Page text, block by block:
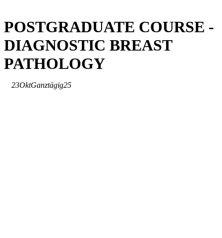
POSTGRADUATE COURSE -
DIAGNOSTIC BREAST
PATHOLOGY
23OktGanztägig25